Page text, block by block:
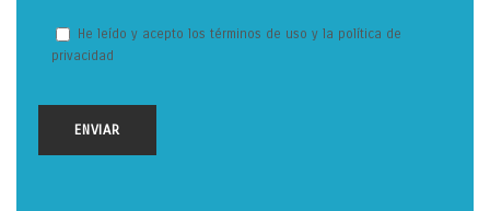
He leído y acepto los términos de uso y la política de
privacidad